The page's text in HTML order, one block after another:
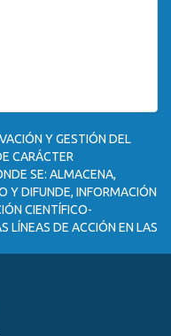
Y GESTIÓN DEL
CARÁCTER
SE: ALMACENA,
Y DIFUNDE, INFORMACIÓN
CIENTÍFICO-
LÍNEAS DE ACCIÓN EN LAS